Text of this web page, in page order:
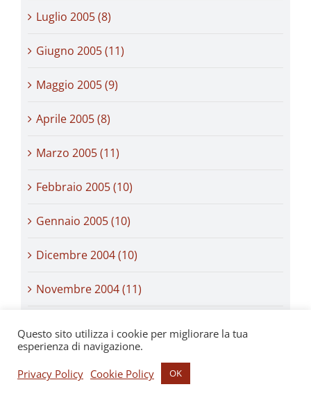
Luglio 2005 (8)
Giugno 2005 (11)
Maggio 2005 (9)
Aprile 2005 (8)
Marzo 2005 (11)
Febbraio 2005 (10)
Gennaio 2005 (10)
Dicembre 2004 (10)
Novembre 2004 (11)
Settembre 2004 (10)
Questo sito utilizza i cookie per migliorare la tua
esperienza di navigazione.
Privacy Policy Cookie Policy OK